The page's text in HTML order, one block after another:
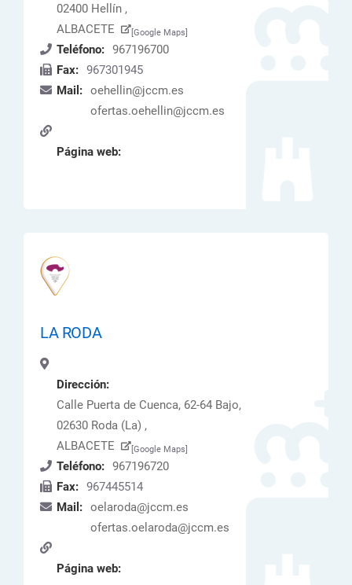
02400 Hellín ,
ALBACETE
[Google Maps]
Teléfono: 967196700
Fax: 967301945
Mail: oehellin@jccm.es
ofertas.oehellin@jccm.es
Página web:
LA RODA
Dirección:
Calle Puerta de Cuenca, 62-64 Bajo,
02630 Roda (La) ,
ALBACETE
[Google Maps]
Teléfono: 967196720
Fax: 967445514
Mail: oelaroda@jccm.es
ofertas.oelaroda@jccm.es
Página web: